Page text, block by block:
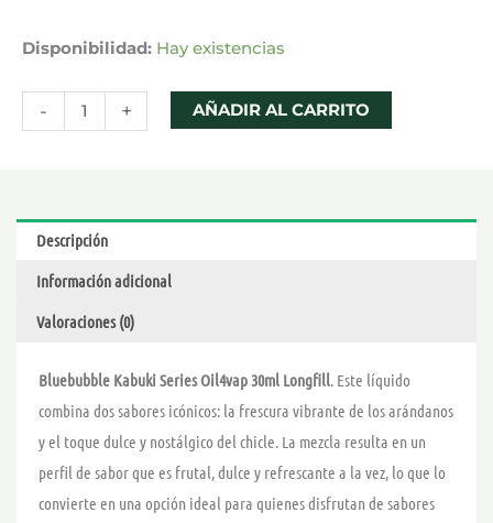
Disponibilidad: Hay existencias
-
AROMA
30ML
LONGFILL
KABUKI
cantidad
+ AÑADIR AL CARRITO
Descripción
Información adicional
Valoraciones (0)
Bluebubble Kabuki Series Oil4vap 30ml Longfill. Este líquido
combina dos sabores icónicos: la frescura vibrante de los arándanos
y el toque dulce y nostálgico del chicle. La mezcla resulta en un
perfil de sabor que es frutal, dulce y refrescante a la vez, lo que lo
convierte en una opción ideal para quienes disfrutan de sabores